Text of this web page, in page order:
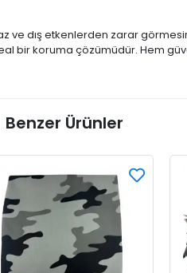
dış etkenlerden zarar
bir koruma çözümüdür. Hem
Benzer Ürünler